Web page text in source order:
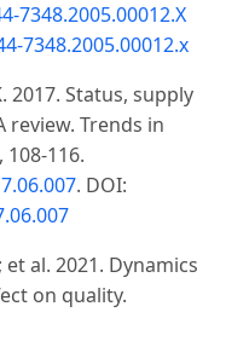
7348.2005.00012.X
7348.2005.00012.x
2017. Status, supply
review. Trends in
108-116.
. DOI:
et al. 2021. Dynamics
on quality.